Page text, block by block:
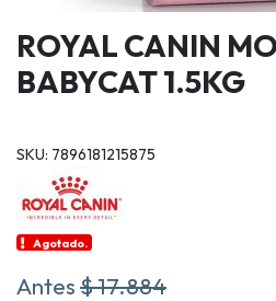
ROYAL CANIN
BABYCAT 1.5KG
SKU: 7896181215875
Agotado.
Antes$ 17.884